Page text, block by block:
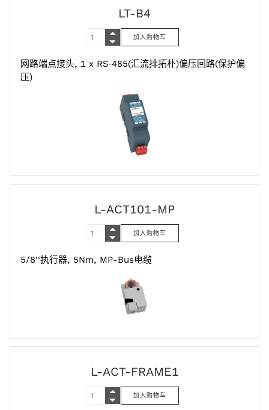
LT-B4
网路端点接头, 1 x RS‑485(汇流排拓朴)偏压回路(保护偏
压)
L-ACT101-MP
5/8‘‘执行器, 5Nm, MP-Bus电缆
L-ACT-FRAME1